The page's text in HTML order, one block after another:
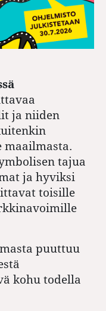
ja niiden
maailmasta.
tajua
ja hyviksi
toisille
puuttuu
kohu todella